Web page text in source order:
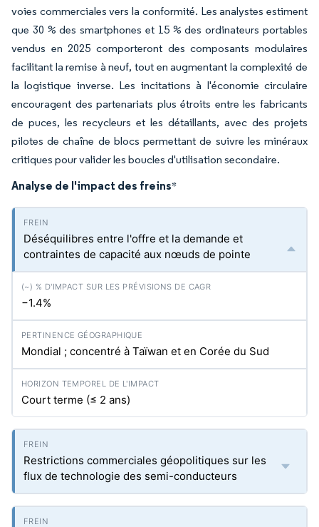
voies commerciales vers la conformité. Les analystes estiment
que 30 % des smartphones et 15 % des ordinateurs portables
vendus en 2025 comporteront des composants modulaires
facilitant la remise à neuf, tout en augmentant la complexité de
la logistique inverse. Les incitations à l'économie circulaire
encouragent des partenariats plus étroits entre les fabricants
de puces, les recycleurs et les détaillants, avec des projets
pilotes de chaîne de blocs permettant de suivre les minéraux
critiques pour valider les boucles d'utilisation secondaire.
Analyse de l'impact des freins*
Déséquilibres entre l'offre et la demande et
contraintes de capacité aux nœuds de pointe
−1.4%
Mondial ; concentré à Taïwan et en Corée du Sud
Court terme (≤ 2 ans)
Restrictions commerciales géopolitiques sur les
flux de technologie des semi-conducteurs